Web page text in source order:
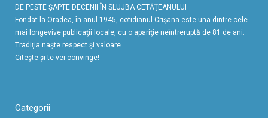
DE PESTE ŞAPTE DECENII ÎN SLUJBA CETĂŢEANULUI
Fondat la Oradea, în anul 1945, cotidianul Crişana este una dintre cele
mai longevive publicaţii locale, cu o apariţie neîntreruptă de 81 de ani.
Tradiţia naşte respect şi valoare.
Citeşte şi te vei convinge!
Categorii